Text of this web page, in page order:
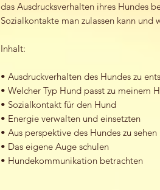
das Ausdrucksverhalten ihres Hundes
Sozialkontakte man zulassen kann
Inhalt:
• Ausdruckverhalten des Hundes zu
• Welcher Typ Hund passt zu meinem
• Sozialkontakt für den Hund
• Energie verwalten und einsetzten
• Aus perspektive des Hundes zu sehen
• Das eigene Auge schulen
• Hundekommunikation betrachten